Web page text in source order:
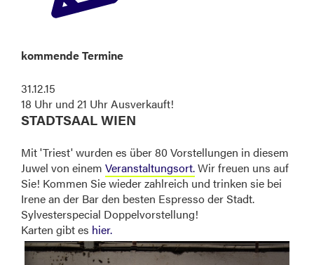
kommende Termine
31.12.15
18 Uhr und 21 Uhr Ausverkauft!
STADTSAAL WIEN
Mit 'Triest' wurden es über 80 Vorstellungen in diesem
Juwel von einem Veranstaltungsort.Wir freuen uns auf
Sie! Kommen Sie wieder zahlreich und trinken sie bei
Irene an der Bar den besten Espresso der Stadt.
Sylvesterspecial Doppelvorstellung!
Karten gibt es hier.